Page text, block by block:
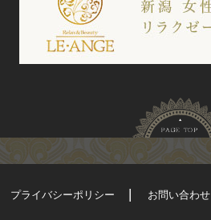
プライバシーポリシー お問い合わせ